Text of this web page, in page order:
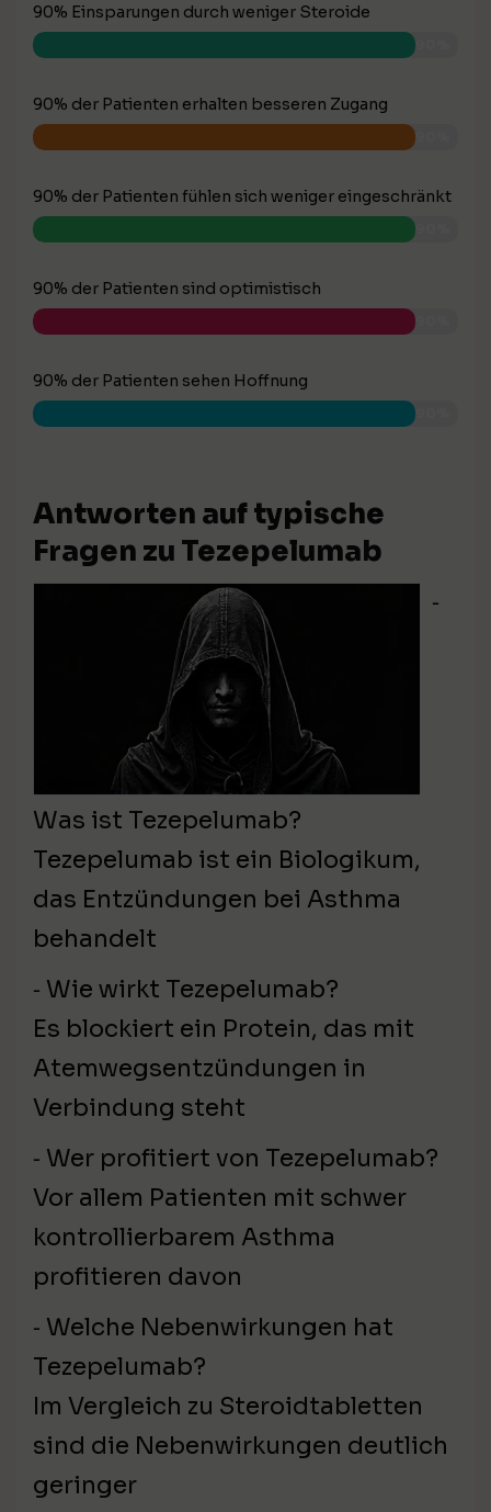
90% Einsparungen durch weniger Steroide
90% der Patienten erhalten besseren Zugang
90% der Patienten fühlen sich weniger eingeschränkt
90% der Patienten sind optimistisch
90% der Patienten sehen Hoffnung
Antworten auf typische
Fragen zu Tezepelumab
⁃
Was ist Tezepelumab?
Tezepelumab ist ein Biologikum,
das Entzündungen bei Asthma
behandelt
⁃ Wie wirkt Tezepelumab?
Es blockiert ein Protein, das mit
Atemwegsentzündungen in
Verbindung steht
⁃ Wer profitiert von Tezepelumab?
Vor allem Patienten mit schwer
kontrollierbarem Asthma
profitieren davon
⁃ Welche Nebenwirkungen hat
Tezepelumab?
Im Vergleich zu Steroidtabletten
sind die Nebenwirkungen deutlich
geringer